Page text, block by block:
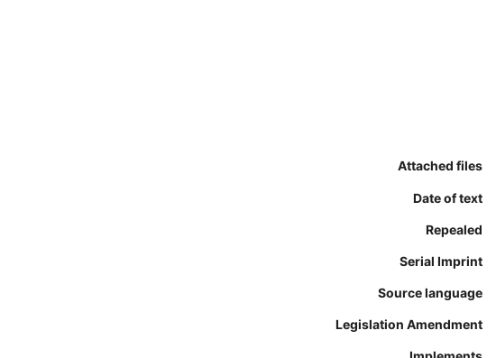
Attached files
Date of text
Repealed
Serial Imprint
Source language
Legislation Amendment